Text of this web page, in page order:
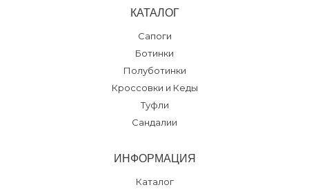
КАТАЛОГ
Сапоги
Ботинки
Полуботинки
Кроссовки и Кеды
Туфли
Сандалии
ИНФОРМАЦИЯ
Каталог